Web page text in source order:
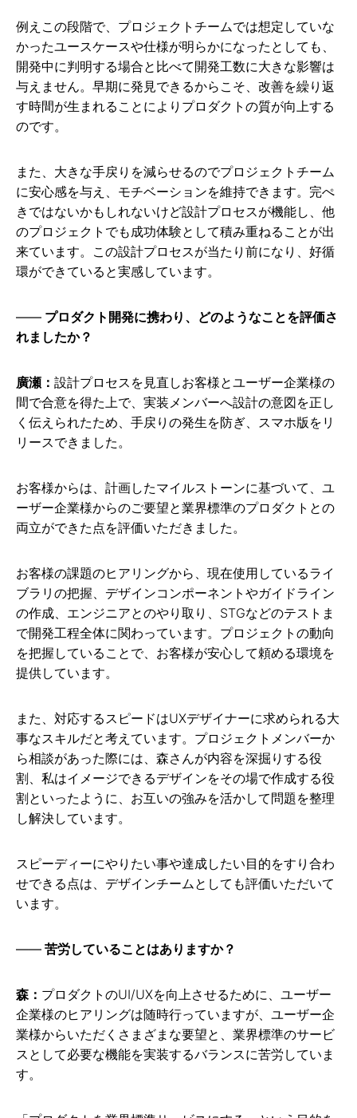
例えこの段階で、プロジェクトチームでは想定していな
かったユースケースや仕様が明らかになったとしても、
開発中に判明する場合と比べて開発工数に大きな影響は
与えません。早期に発見できるからこそ、改善を繰り返
す時間が生まれることによりプロダクトの質が向上する
のです。
また、大きな手戻りを減らせるのでプロジェクトチーム
に安心感を与え、モチベーションを維持できます。完ぺ
きではないかもしれないけど設計プロセスが機能し、他
のプロジェクトでも成功体験として積み重ねることが出
来ています。この設計プロセスが当たり前になり、好循
環ができていると実感しています。
プロダクト開発に携わり、どのようなことを評価さ
れましたか？
廣瀬： 設計プロセスを見直しお客様とユーザー企業様の
間で合意を得た上で、実装メンバーへ設計の意図を正し
く伝えられたため、手戻りの発生を防ぎ、スマホ版をリ
リースできました。
お客様からは、計画したマイルストーンに基づいて、ユ
ーザー企業様からのご要望と業界標準のプロダクトとの
両立ができた点を評価いただきました。
お客様の課題のヒアリングから、現在使用しているライ
ブラリの把握、デザインコンポーネントやガイドライン
の作成、エンジニアとのやり取り、STGなどのテストま
で開発工程全体に関わっています。プロジェクトの動向
を把握していることで、お客様が安心して頼める環境を
提供しています。
また、対応するスピードはUXデザイナーに求められる大
事なスキルだと考えています。プロジェクトメンバーか
ら相談があった際には、森さんが内容を深掘りする役
割、私はイメージできるデザインをその場で作成する役
割といったように、お互いの強みを活かして問題を整理
し解決しています。
スピーディーにやりたい事や達成したい目的をすり合わ
せできる点は、デザインチームとしても評価いただいて
います。
苦労していることはありますか？
森： プロダクトのUI/UXを向上させるために、ユーザー
企業様のヒアリングは随時行っていますが、ユーザー企
業様からいただくさまざまな要望と、業界標準のサービ
スとして必要な機能を実装するバランスに苦労していま
す。